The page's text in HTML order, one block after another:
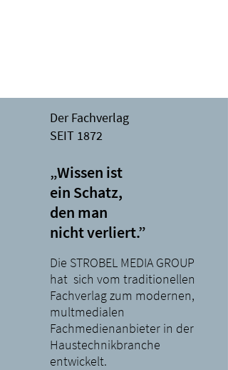
Der Fachverlag
SEIT 1872
„Wissen ist
ein Schatz,
den man
nicht verliert.”
Die STROBEL MEDIA GROUP
hat sich vom traditionellen
Fachverlag zum modernen,
multmedialen
Fachmedienanbieter in der
Haustechnikbranche
entwickelt.